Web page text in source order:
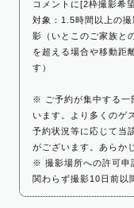
コメントに[2枠撮影希
対象：1.5時間以上の
影（いとこのご家族と
を超える場合や移動距
す）
※ ご予約が集中する一
います。より多くのゲ
予約状況等に応じて当
がございます。あらか
※ 撮影場所への許可申
関わらず撮影10日前以